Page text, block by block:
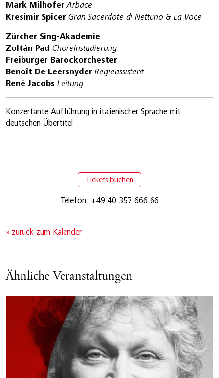
Mark Milhofer Arbace
Kresimir Spicer Gran Sacerdote di Nettuno & La Voce
Zürcher Sing-Akademie
Zoltán Pad Choreinstudierung
Freiburger Barockorchester
Benoît De Leersnyder Regieassistent
René Jacobs Leitung
Konzertante Aufführung in italienischer Sprache mit
deutschen Übertitel
Tickets buchen
Telefon: +49 40 357 666 66
» zurück zum Kalender
Ähnliche Veranstaltungen